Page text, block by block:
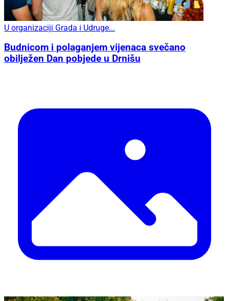
U organizaciji Grada i Udruge...
Budnicom i polaganjem vijenaca svečano
obilježen Dan pobjede u Drnišu